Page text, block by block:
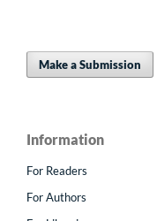
Make a Submission
Information
For Readers
For Authors